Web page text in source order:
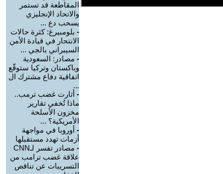
المقاطعة قد تستمر
والاتحاد الإنجليزي
يسحب دع ...
- بلومبيرغ: كثرة حالات
الانتحار في قيادة الأمن
السيبراني بالجي ...
- مصادر: السعودية
وباكستان وتركيا ستوقّع
اتفاقية دفاع مشترك ال
...
- أثارت غضب ترمب..
ماذا تُخفي تقارير
مخزون الأسلحة
الأمريكية؟ ...
- أوروبا في مواجهة
أزمات تهدد مستقبلها
-
مصادر تفسر لـCNN
علاقة غضب ترامب من
التسريبات عن تناقص